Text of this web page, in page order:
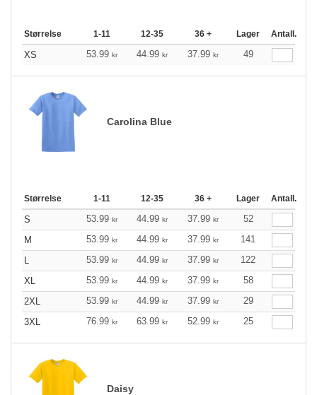
Størrelse 1-11 12-35 36 + Lager Antall.
XS 53.99 kr 44.99 kr 37.99 kr 49
Carolina Blue
Størrelse 1-11 12-35 36 + Lager Antall.
S 53.99 kr 44.99 kr 37.99 kr
52
M
53.99 kr 44.99 kr 37.99 kr
141
L
53.99 kr 44.99 kr 37.99 kr
122
XL
53.99 kr 44.99 kr 37.99 kr
58
2XL
53.99 kr 44.99 kr 37.99 kr
29
3XL
76.99 kr 63.99 kr 52.99 kr 25
Daisy